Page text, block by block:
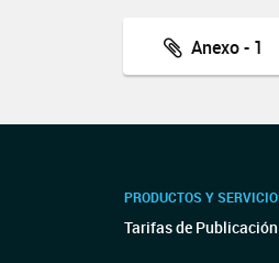
Anexo - 1
PRODUCTOS Y
Tarifas de Publicación